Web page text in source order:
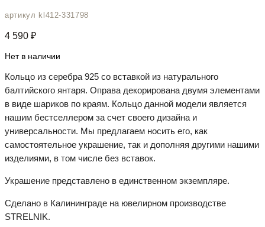
артикул kl412-331798
4 590 ₽
Нет в наличии
Кольцо из серебра 925 со вставкой из натурального
балтийского янтаря. Оправа декорирована двумя элементами
в виде шариков по краям. Кольцо данной модели является
нашим бестселлером за счет своего дизайна и
универсальности. Мы предлагаем носить его, как
самостоятельное украшение, так и дополняя другими нашими
изделиями, в том числе без вставок.
Украшение представлено в единственном экземпляре.
Сделано в Калининграде на ювелирном производстве
STRELNIK.